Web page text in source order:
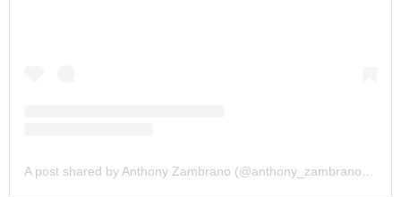
A post shared by Anthony Zambrano (@anthony_zambrano400)